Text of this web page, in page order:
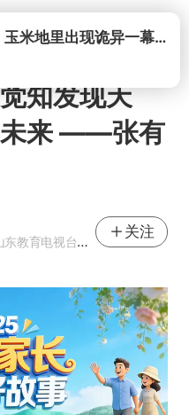
打开西平命案8天未破，玉米地里出现诡异一幕，我突然想起了欧金中
知发现天
未来 ——张有
教育电视台官方网易号
关注